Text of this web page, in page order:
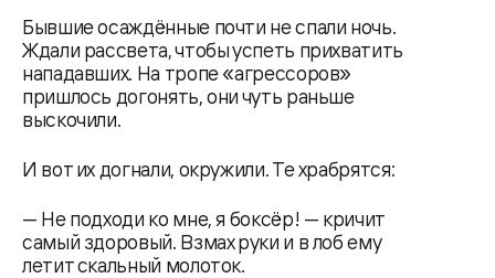
Бывшие осаждённые почти не спали ночь.
Ждали рассвета, чтобы успеть прихватить
нападавших. На тропе «агрессоров»
пришлось догонять, они чуть раньше
выскочили.
И вот их догнали, окружили. Те храбрятся:
— Не подходи ко мне, я боксёр! — кричит
самый здоровый. Взмах руки и в лоб ему
летит скальный молоток.